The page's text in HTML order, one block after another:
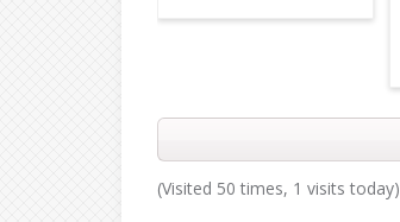
(Visited 50 times, 1 visits today)